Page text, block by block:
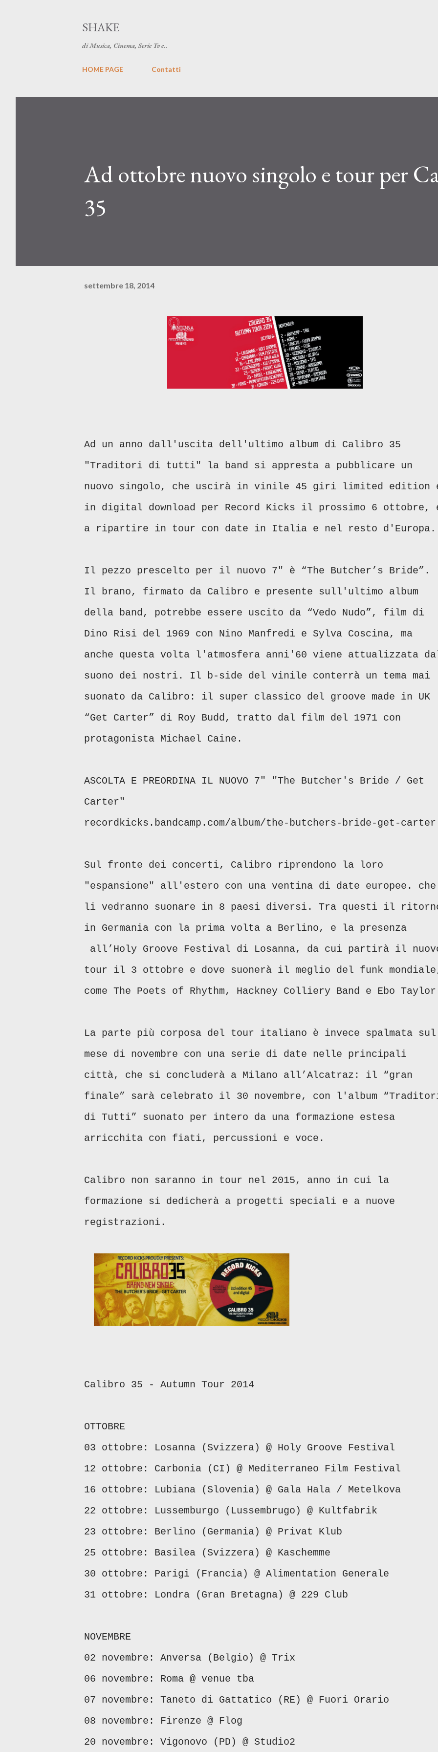
SHAKE
di Musica, Cinema, Serie Tv e..
HOME PAGE Contatti
Ad ottobre nuovo singolo e tour per
35
settembre 18, 2014
Ad un anno dall'uscita dell'ultimo album di Calibro 35
"Traditori di tutti" la band si appresta a pubblicare un
nuovo singolo, che uscirà in vinile 45 giri limited edition
in digital download per Record Kicks il prossimo 6 ottobre,
a ripartire in tour con date in Italia e nel resto d'Europa.
Il pezzo prescelto per il nuovo 7" è “The Butcher’s Bride”.
Il brano, firmato da Calibro e presente sull'ultimo album
della band, potrebbe essere uscito da “Vedo Nudo”, film di
Dino Risi del 1969 con Nino Manfredi e Sylva Coscina, ma
anche questa volta l'atmosfera anni'60 viene attualizzata
suono dei nostri. Il b-side del vinile conterrà un tema mai
suonato da Calibro: il super classico del groove made in UK
“Get Carter” di Roy Budd, tratto dal film del 1971 con
protagonista Michael Caine.
ASCOLTA E PREORDINA IL NUOVO 7" "The Butcher's Bride / Get
Carter"
recordkicks.bandcamp.com/album/the-butchers-bride-get-carter
Sul fronte dei concerti, Calibro riprendono la loro
"espansione" all'estero con una ventina di date europee. che
li vedranno suonare in 8 paesi diversi. Tra questi il
in Germania con la prima volta a Berlino, e la presenza
all’Holy Groove Festival di Losanna, da cui partirà il
tour il 3 ottobre e dove suonerà il meglio del funk
come The Poets of Rhythm, Hackney Colliery Band e Ebo
La parte più corposa del tour italiano è invece spalmata sul
mese di novembre con una serie di date nelle principali
città, che si concluderà a Milano all’Alcatraz: il “gran
finale” sarà celebrato il 30 novembre, con l'album
di Tutti” suonato per intero da una formazione estesa
arricchita con fiati, percussioni e voce.
Calibro non saranno in tour nel 2015, anno in cui la
formazione si dedicherà a progetti speciali e a nuove
registrazioni.
Calibro 35 - Autumn Tour 2014
OTTOBRE
03 ottobre: Losanna (Svizzera) @ Holy Groove Festival
12 ottobre: Carbonia (CI) @ Mediterraneo Film Festival
16 ottobre: Lubiana (Slovenia) @ Gala Hala / Metelkova
22 ottobre: Lussemburgo (Lussembrugo) @ Kultfabrik
23 ottobre: Berlino (Germania) @ Privat Klub
25 ottobre: Basilea (Svizzera) @ Kaschemme
30 ottobre: Parigi (Francia) @ Alimentation Generale
31 ottobre: Londra (Gran Bretagna) @ 229 Club
NOVEMBRE
02 novembre: Anversa (Belgio) @ Trix
06 novembre: Roma @ venue tba
07 novembre: Taneto di Gattatico (RE) @ Fuori Orario
08 novembre: Firenze @ Flog
20 novembre: Vigonovo (PD) @ Studio2